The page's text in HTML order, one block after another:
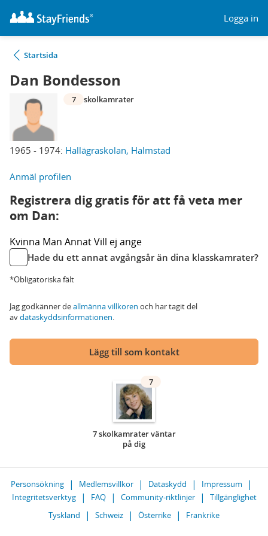
Logga in
Startsida
Dan Bondesson
1965 - 1974: Hallägraskolan, Halmstad
7 skolkamrater
Anmäl profilen
Registrera dig gratis för att få veta mer
om Dan:
Kvinna Man AnnatVill ej ange
Hade du ett annat avgångsår än dina klasskamrater?
*Obligatoriska fält
Jag godkänner deallmänna villkoren och har tagit del
avdataskyddsinformationen.
Lägg till som kontakt
7
7 skolkamrater väntar
på dig
Personsökning Medlemsvillkor Dataskydd
Impressum
Integritetsverktyg
FAQ Community-riktlinjer
Tillgänglighet
Tyskland
Schweiz Österrike Frankrike